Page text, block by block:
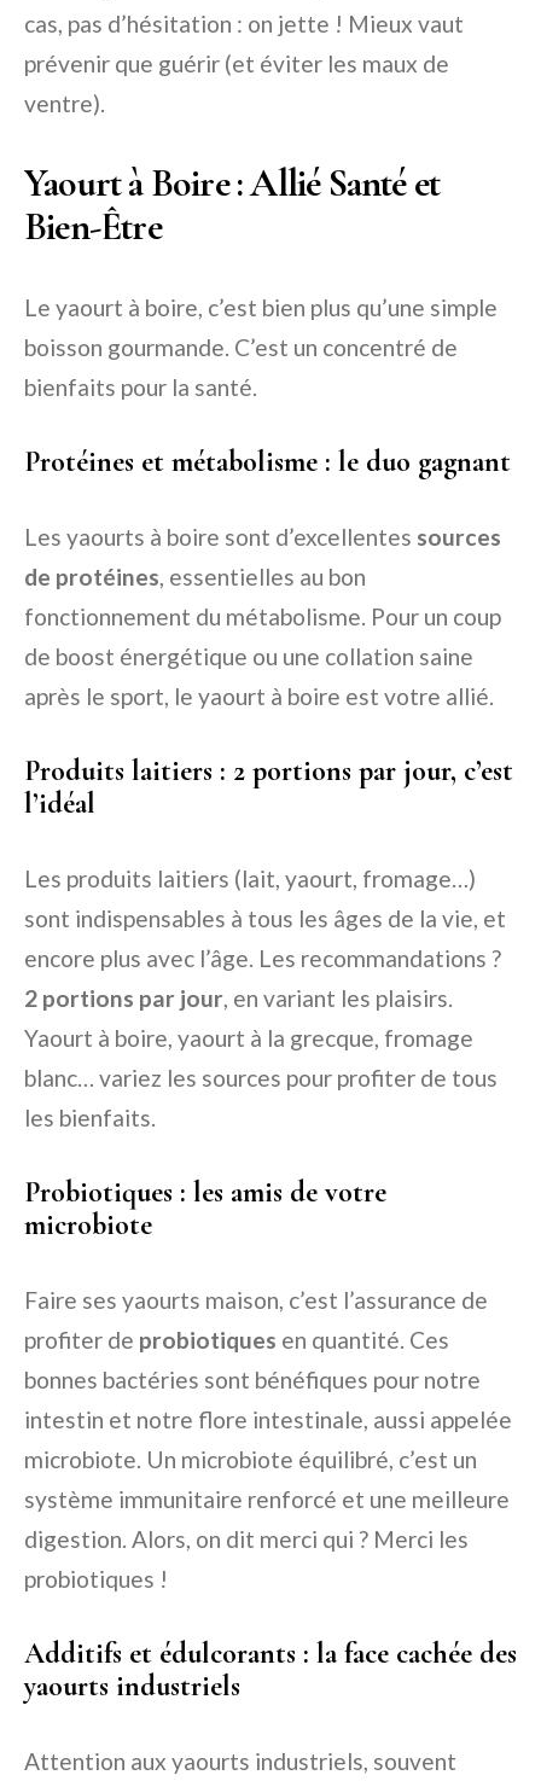
cas, pas d’hésitation : on jette ! Mieux vaut
prévenir que guérir (et éviter les maux de
ventre).
Yaourt à Boire : Allié Santé et
Bien-Être
Le yaourt à boire, c’est bien plus qu’une simple
boisson gourmande. C’est un concentré de
bienfaits pour la santé.
Protéines et métabolisme : le duo gagnant
Les yaourts à boire sont d’excellentes sources
de protéines, essentielles au bon
fonctionnement du métabolisme. Pour un coup
de boost énergétique ou une collation saine
après le sport, le yaourt à boire est votre allié.
Produits laitiers : 2 portions par jour, c’est
l’idéal
Les produits laitiers (lait, yaourt, fromage…)
sont indispensables à tous les âges de la vie, et
encore plus avec l’âge. Les recommandations ?
2 portions par jour, en variant les plaisirs.
Yaourt à boire, yaourt à la grecque, fromage
blanc… variez les sources pour profiter de tous
les bienfaits.
Probiotiques : les amis de votre
microbiote
Faire ses yaourts maison, c’est l’assurance de
profiter de probiotiques en quantité. Ces
bonnes bactéries sont bénéfiques pour notre
intestin et notre flore intestinale, aussi appelée
microbiote. Un microbiote équilibré, c’est un
système immunitaire renforcé et une meilleure
digestion. Alors, on dit merci qui ? Merci les
probiotiques !
Additifs et édulcorants : la face cachée des
yaourts industriels
Attention aux yaourts industriels, souvent